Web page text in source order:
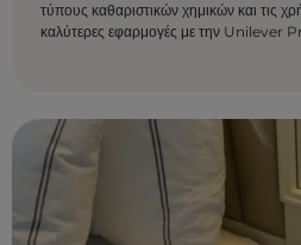
τύπους καθαριστικών χημικών και τις
καλύτερες εφαρμογές με την Unilever